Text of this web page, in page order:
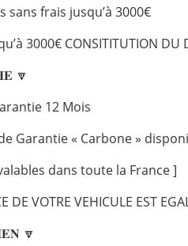
sans frais jusqu’à 3000€
3000€ CONSITITUTION DU
🔽
12 Mois
Garantie « Carbone »
dans toute la France ]
DE VOTRE VEHICULE EST
🔽